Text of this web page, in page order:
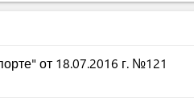
от 18.07.2016 г. №121